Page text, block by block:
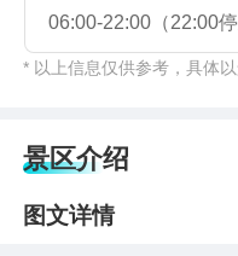
06:00-22:00（22:00停
* 以上信息仅供参考，具体
景区介绍
图文详情